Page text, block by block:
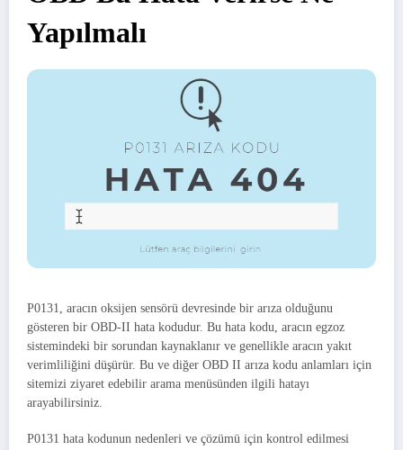
Yapılmalı
P0131, aracın oksijen sensörü devresinde bir arıza olduğunu
gösteren bir OBD-II hata kodudur. Bu hata kodu, aracın egzoz
sistemindeki bir sorundan kaynaklanır ve genellikle aracın yakıt
verimliliğini düşürür. Bu ve diğer OBD II arıza kodu anlamları için
sitemizi ziyaret edebilir arama menüsünden ilgili hatayı
arayabilirsiniz.
P0131 hata kodunun nedenleri ve çözümü için kontrol edilmesi